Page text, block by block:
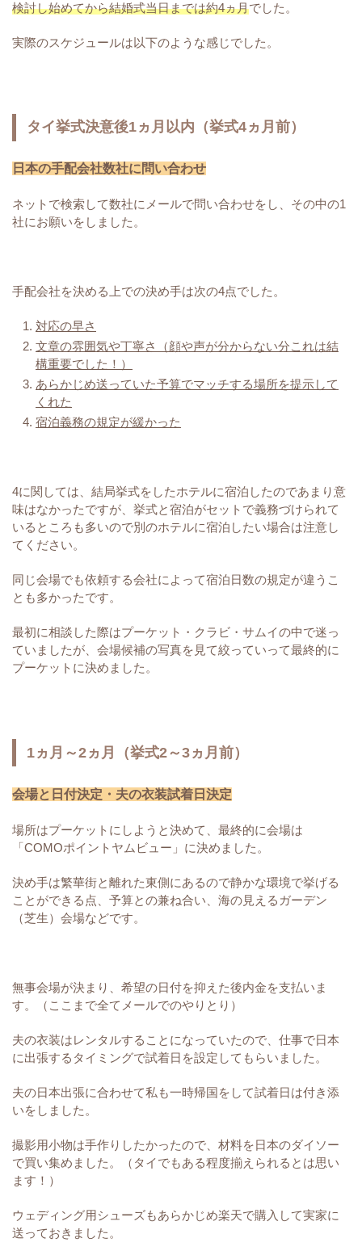
検討し始めてから結婚式当日までは約4ヵ月でした。
実際のスケジュールは以下のような感じでした。
タイ挙式決意後1ヵ月以内（挙式4ヵ月前）
日本の手配会社数社に問い合わせ
ネットで検索して数社にメールで問い合わせをし、その中の1
社にお願いをしました。
手配会社を決める上での決め手は次の4点でした。
対応の早さ
文章の雰囲気や丁寧さ（顔や声が分からない分これは結
構重要でした！）
あらかじめ送っていた予算でマッチする場所を提示して
くれた
宿泊義務の規定が緩かった
4に関しては、結局挙式をしたホテルに宿泊したのであまり意
味はなかったですが、挙式と宿泊がセットで義務づけられて
いるところも多いので別のホテルに宿泊したい場合は注意し
てください。
同じ会場でも依頼する会社によって宿泊日数の規定が違うこ
とも多かったです。
最初に相談した際はプーケット・クラビ・サムイの中で迷っ
ていましたが、会場候補の写真を見て絞っていって最終的に
プーケットに決めました。
1ヵ月～2ヵ月（挙式2～3ヵ月前）
会場と日付決定・夫の衣装試着日決定
場所はプーケットにしようと決めて、最終的に会場は
「COMOポイントヤムビュー」に決めました。
決め手は繁華街と離れた東側にあるので静かな環境で挙げる
ことができる点、予算との兼ね合い、海の見えるガーデン
（芝生）会場などです。
無事会場が決まり、希望の日付を抑えた後内金を支払いま
す。（ここまで全てメールでのやりとり）
夫の衣装はレンタルすることになっていたので、仕事で日本
に出張するタイミングで試着日を設定してもらいました。
夫の日本出張に合わせて私も一時帰国をして試着日は付き添
いをしました。
撮影用小物は手作りしたかったので、材料を日本のダイソー
で買い集めました。（タイでもある程度揃えられるとは思い
ます！）
ウェディング用シューズもあらかじめ楽天で購入して実家に
送っておきました。